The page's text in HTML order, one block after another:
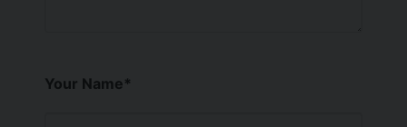
Your Name*